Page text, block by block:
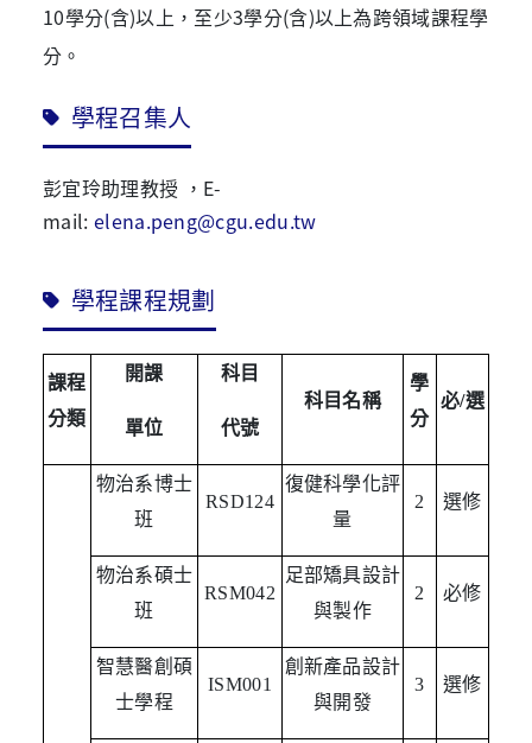
10學分(含)以上，至少3學分(含)以上為跨領域課程學
分。
學程召集人
彭宜玲助理教授 ， E-
mail: elena.peng@cgu.edu.tw
學程課程規劃
課程
分類
開課
單位
科目
代號
科目名稱
學
分
必/選
物治系博士
班
RSD124
復健科學化評
量
2 選修
物治系碩士
班
RSM042
足部矯具設計
與製作
2 必修
智慧醫創碩
士學程
ISM001
創新產品設計
與開發
3 選修